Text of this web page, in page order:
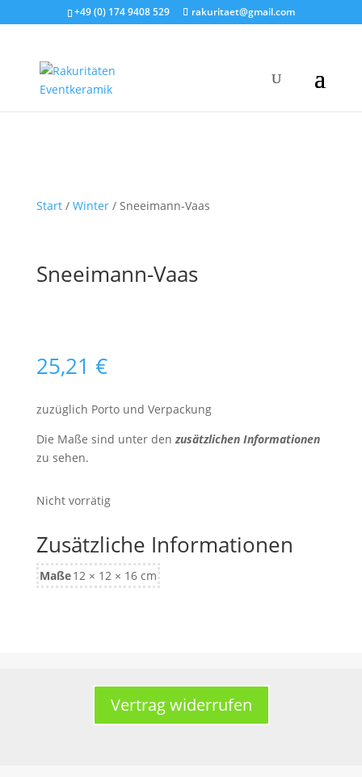
+49 (0) 174 9408 529 rakuritaet@gmail.com
Start/ Winter/ Sneeimann-Vaas
Sneeimann-Vaas
25,21 €
zuzüglich Porto und Verpackung
Die Maße sind unter denzusätzlichen Informationen
zu sehen.
Nicht vorrätig
Zusätzliche Informationen
Maße12 × 12 × 16 cm
Vertrag widerrufen